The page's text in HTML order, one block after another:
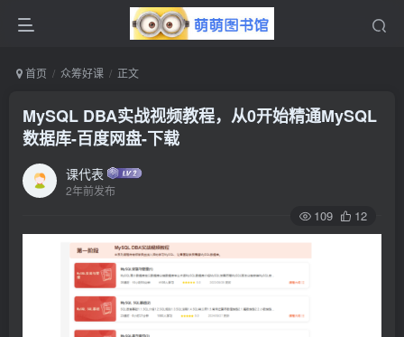
首页 众筹好课 正文
MySQL DBA实战视频教程，从0开始精通MySQL
数据库-百度网盘-下载
课代表
2年前发布
109 12